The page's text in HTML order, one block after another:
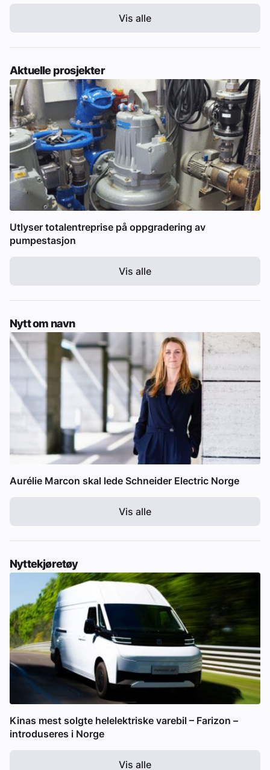
Vis alle
Aktuelle prosjekter
Utlyser totalentreprise på oppgradering av
pumpestasjon
Vis alle
Nytt om navn
Aurélie Marcon skal lede Schneider Electric Norge
Vis alle
Nyttekjøretøy
Kinas mest solgte helelektriske varebil – Farizon –
introduseres i Norge
Vis alle